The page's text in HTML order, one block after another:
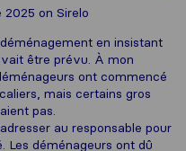
2025 on Sirelo
en insistant
être prévu. À mon
ont commencé
mais certains gros
pas.
au responsable pour
Les déménageurs ont dû